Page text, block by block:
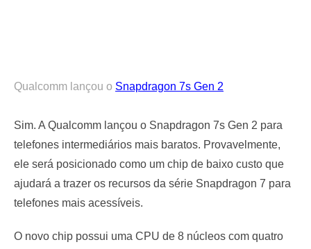
Qualcomm lançou o Snapdragon 7s Gen 2
Sim. A Qualcomm lançou o Snapdragon 7s Gen 2 para
telefones intermediários mais baratos. Provavelmente,
ele será posicionado como um chip de baixo custo que
ajudará a trazer os recursos da série Snapdragon 7 para
telefones mais acessíveis.
O novo chip possui uma CPU de 8 núcleos com quatro